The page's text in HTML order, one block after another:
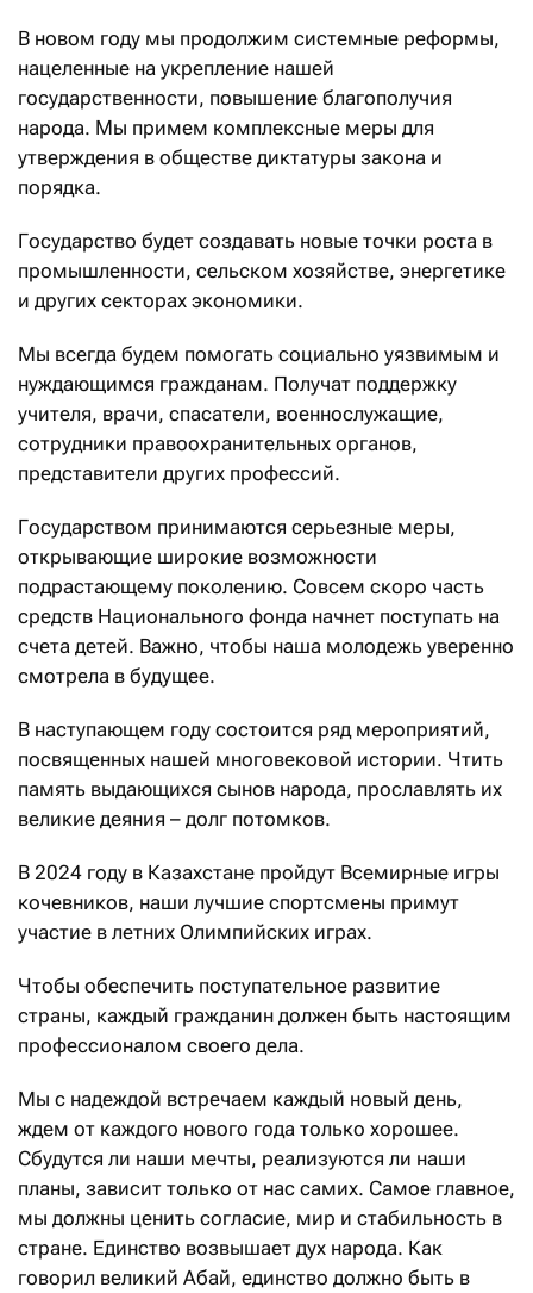
В новом году мы продолжим системные реформы,
нацеленные на укрепление нашей
государственности, повышение благополучия
народа. Мы примем комплексные меры для
утверждения в обществе диктатуры закона и
порядка.
Государство будет создавать новые точки роста в
промышленности, сельском хозяйстве, энергетике
и других секторах экономики.
Мы всегда будем помогать социально уязвимым и
нуждающимся гражданам. Получат поддержку
учителя, врачи, спасатели, военнослужащие,
сотрудники правоохранительных органов,
представители других профессий.
Государством принимаются серьезные меры,
открывающие широкие возможности
подрастающему поколению. Совсем скоро часть
средств Национального фонда начнет поступать на
счета детей. Важно, чтобы наша молодежь уверенно
смотрела в будущее.
В наступающем году состоится ряд мероприятий,
посвященных нашей многовековой истории. Чтить
память выдающихся сынов народа, прославлять их
великие деяния – долг потомков.
В 2024 году в Казахстане пройдут Всемирные игры
кочевников, наши лучшие спортсмены примут
участие в летних Олимпийских играх.
Чтобы обеспечить поступательное развитие
страны, каждый гражданин должен быть настоящим
профессионалом своего дела.
Мы с надеждой встречаем каждый новый день,
ждем от каждого нового года только хорошее.
Сбудутся ли наши мечты, реализуются ли наши
планы, зависит только от нас самих. Самое главное,
мы должны ценить согласие, мир и стабильность в
стране. Единство возвышает дух народа. Как
говорил великий Абай, единство должно быть в